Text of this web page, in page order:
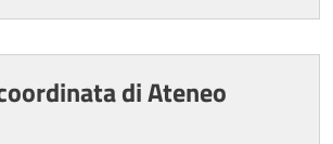
di Ateneo